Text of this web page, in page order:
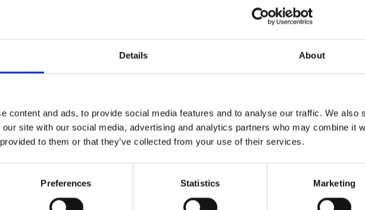
Details About
content and ads, to provide social media features and to analyse our traffic. We also
site with our social media, advertising and analytics partners who may combine it
to them or that they’ve collected from your use of their services.
Preferences Statistics Marketing
Manual de instruções
Declaração CE
Comprimento Máximo Lenha (mm)
Diámetro da chaminé (mm)
Rendimento Consumo
CLASSE DE EFICIÊNCIA